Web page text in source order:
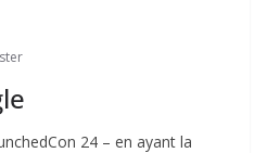
24 – en ayant la